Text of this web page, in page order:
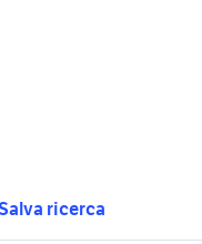
ricerca